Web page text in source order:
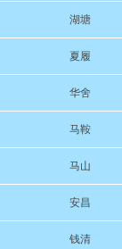
湖塘
夏履
华舍
马鞍
马山
安昌
钱清